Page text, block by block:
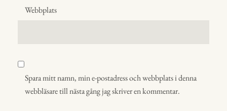
Webbplats
Spara mitt namn, min e-postadress och webbplats i denna
webbläsare till nästa gång jag skriver en kommentar.